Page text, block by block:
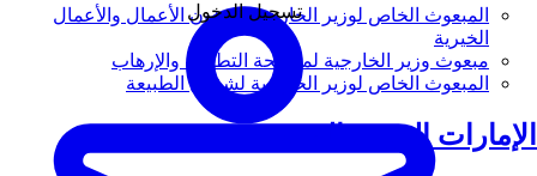
المبعوث الخاص لوزير الخارجية لشؤون الأعمال والأعمال
الخيرية
مبعوث وزير الخارجية لمكافحة التطرف والإرهاب
المبعوث الخاص لوزير الخارجية لشؤون الطبيعة
الإمارات العربية المتحدة
تسجيل الدخول